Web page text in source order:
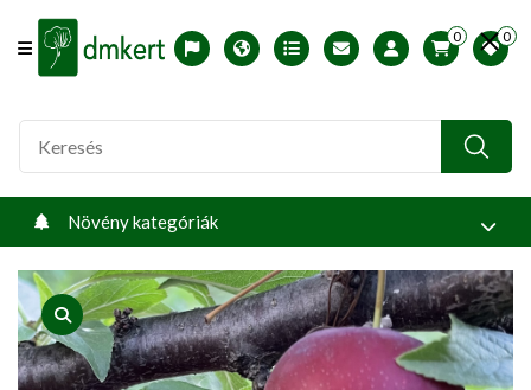
Offcanvas Menu Open
English version
Télállósági zónák
Nyomtatható ABC árjegyzék
Profilom
0 0
Növény kategóriák
product view